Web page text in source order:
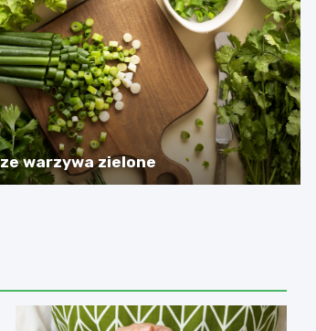
warzywa zielone